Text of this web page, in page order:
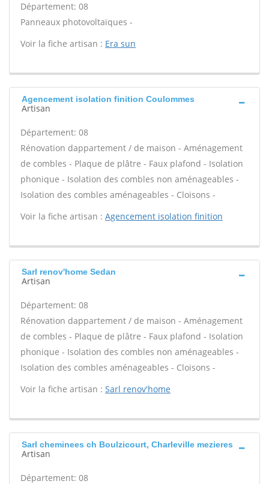
Département: 08
Panneaux photovoltaïques -
Voir la fiche artisan : Era sun
Agencement isolation finition Coulommes
Artisan
Département: 08
Rénovation dappartement / de maison - Aménagement
de combles - Plaque de plâtre - Faux plafond - Isolation
phonique - Isolation des combles non aménageables -
Isolation des combles aménageables - Cloisons -
Voir la fiche artisan : Agencement isolation finition
Sarl renov'home Sedan
Artisan
Département: 08
Rénovation dappartement / de maison - Aménagement
de combles - Plaque de plâtre - Faux plafond - Isolation
phonique - Isolation des combles non aménageables -
Isolation des combles aménageables - Cloisons -
Voir la fiche artisan : Sarl renov'home
Sarl cheminees ch Boulzicourt, Charleville mezieres
Artisan
Département: 08